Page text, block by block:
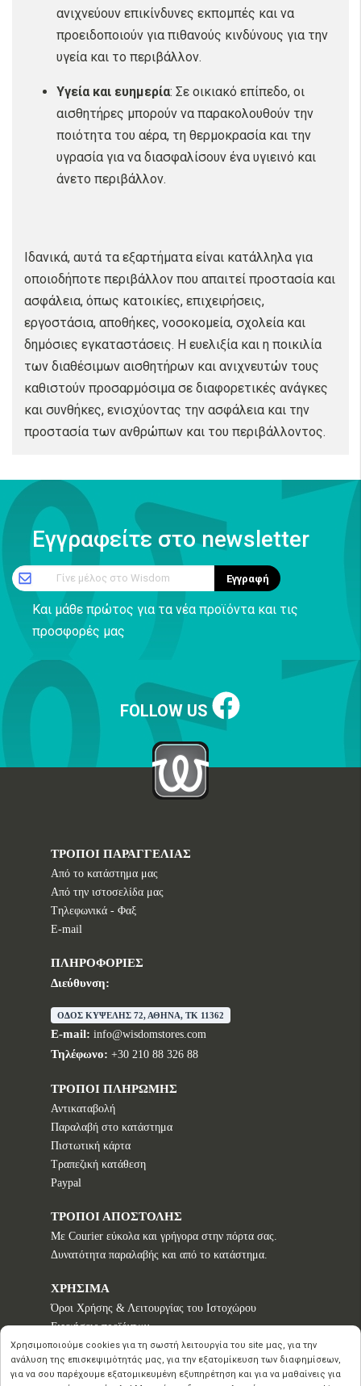
ανιχνεύουν επικίνδυνες εκπομπές και να
προειδοποιούν για πιθανούς κινδύνους για την
υγεία και το περιβάλλον.
Υγεία και ευημερία: Σε οικιακό επίπεδο, οι
αισθητήρες μπορούν να παρακολουθούν την
ποιότητα του αέρα, τη θερμοκρασία και την
υγρασία για να διασφαλίσουν ένα υγιεινό και
άνετο περιβάλλον.
Ιδανικά, αυτά τα εξαρτήματα είναι κατάλληλα για
οποιοδήποτε περιβάλλον που απαιτεί προστασία και
ασφάλεια, όπως κατοικίες, επιχειρήσεις,
εργοστάσια, αποθήκες, νοσοκομεία, σχολεία και
δημόσιες εγκαταστάσεις. Η ευελιξία και η ποικιλία
των διαθέσιμων αισθητήρων και ανιχνευτών τους
καθιστούν προσαρμόσιμα σε διαφορετικές ανάγκες
και συνθήκες, ενισχύοντας την ασφάλεια και την
προστασία των ανθρώπων και του περιβάλλοντος.
Εγγραφείτε στο newsletter
Γίνε μέλος στο Wisdom Εγγραφή
Και μάθε πρώτος για τα νέα προϊόντα και τις
προσφορές μας
FOLLOW US
ΤΡΟΠΟΙ ΠΑΡΑΓΓΕΛΙΑΣ
Από το κατάστημα μας
Από την ιστοσελίδα μας
Tηλεφωνικά - Φαξ
E-mail
ΠΛΗΡΟΦΟΡΙΕΣ
Διεύθυνση:
ΟΔΟΣ ΚΥΨΕΛΗΣ 72, ΑΘΗΝΑ, TK 11362
E-mail: info@wisdomstores.com
Τηλέφωνο: +30 210 88 326 88
ΤΡΟΠΟΙ ΠΛΗΡΩΜΗΣ
Αντικαταβολή
Παραλαβή στο κατάστημα
Πιστωτική κάρτα
Τραπεζική κατάθεση
Paypal
ΤΡΟΠΟΙ ΑΠΟΣΤΟΛΗΣ
Με Courier εύκολα και γρήγορα στην πόρτα σας.
Δυνατότητα παραλαβής και από το κατάστημα.
ΧΡΗΣΙΜΑ
Όροι Χρήσης & Λειτουργίας του Ιστοχώρου
Εγγυήσεις προϊόντων
Τρόποι παραγγελίας
Πολιτική επιστροφών - Δικαίωμα Υπαναχώρησης
Προστασία Προσωπικών Δεδομένων
Χρησιμοποιούμε cookies για τη σωστή λειτουργία του site μας, για την
ανάλυση της επισκεψιμότητάς μας, για την εξατομίκευση των διαφημίσεων,
για να σου παρέχουμε εξατομικευμένη εξυπηρέτηση και για να μαθαίνεις για